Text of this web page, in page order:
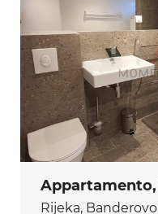
Rijeka, Banderovo